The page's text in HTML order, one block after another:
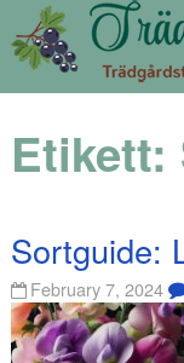
Etikett:
Sortguide:
February 7, 2024